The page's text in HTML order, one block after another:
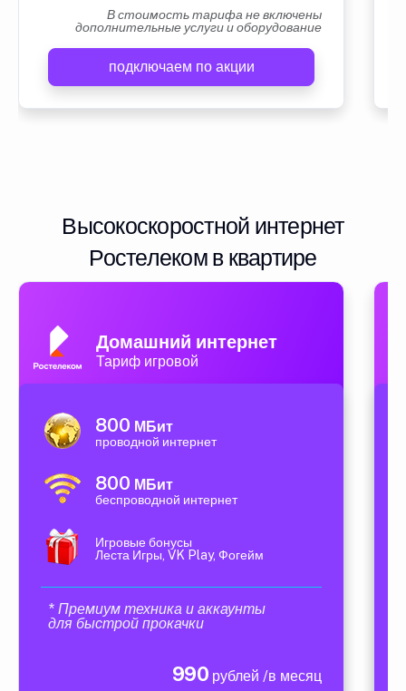
В стоимость тарифа не включены
дополнительные услуги и оборудование
подключаем по акции
Высокоскоростной интернет
Ростелеком в квартире
Домашний интернет
Тариф игровой
800 МБит
проводной интернет
800 МБит
беспроводной интернет
Игровые бонусы
Леста Игры, VK Play, Фогейм
* Премиум техника и аккаунты
для быстрой прокачки
990 рублей /в месяц